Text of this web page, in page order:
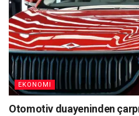
EKONOMI
Otomotiv duayeninden